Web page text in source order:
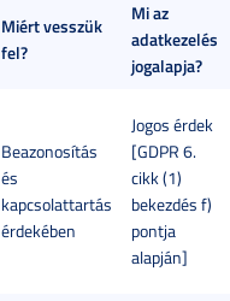
Miért vesszük
fel?
Mi az
adatkezelés
jogalapja?
Beazonosítás
és
kapcsolattartás
érdekében
Jogos érdek
[GDPR 6.
cikk (1)
bekezdés f)
pontja
alapján]